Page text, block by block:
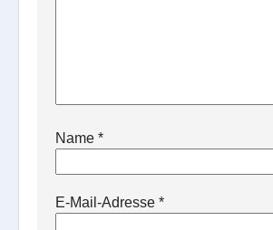
Name *
E-Mail-Adresse *